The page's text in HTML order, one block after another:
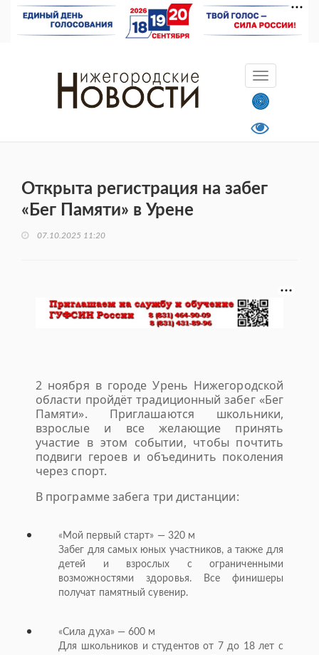
Открыта регистрация на забег
«Бег Памяти» в Урене
07.10.2025 11:20
2 ноября в городе Урень Нижегородской
области пройдёт традиционный забег «Бег
Памяти». Приглашаются школьники,
взрослые и все желающие принять
участие в этом событии, чтобы почтить
подвиги героев и объединить поколения
через спорт.
В программе забега три дистанции:
«Мой первый старт» — 320 м
Забег для самых юных участников, а также для
детей и взрослых с ограниченными
возможностями здоровья. Все финишеры
получат памятный сувенир.
«Сила духа» — 600 м
Для школьников и студентов от 7 до 18 лет с